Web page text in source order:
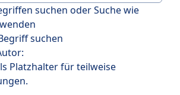
suchen oder Suche wie
suchen
Platzhalter für teilweise